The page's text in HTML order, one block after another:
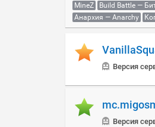
MineZ
Build Battle —
Анархия — Anarchy
Версия
Версия